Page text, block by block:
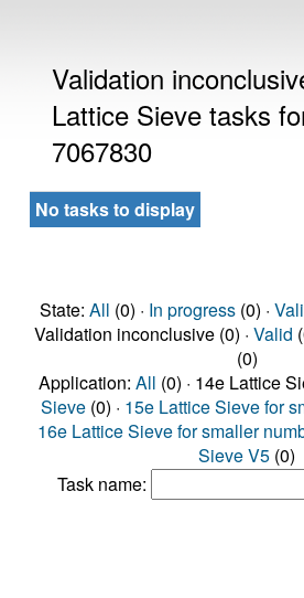
Validation
Lattice Sieve tasks
7067830
No tasks to display
State: All (0) · In progress(0) ·
Validation inconclusive (0) · Valid
(0)
Application: All (0) · 14e Lattice
Sieve (0) · 15e Lattice Sieve for
16e Lattice Sieve for smaller
Sieve V5 (0)
Task name: